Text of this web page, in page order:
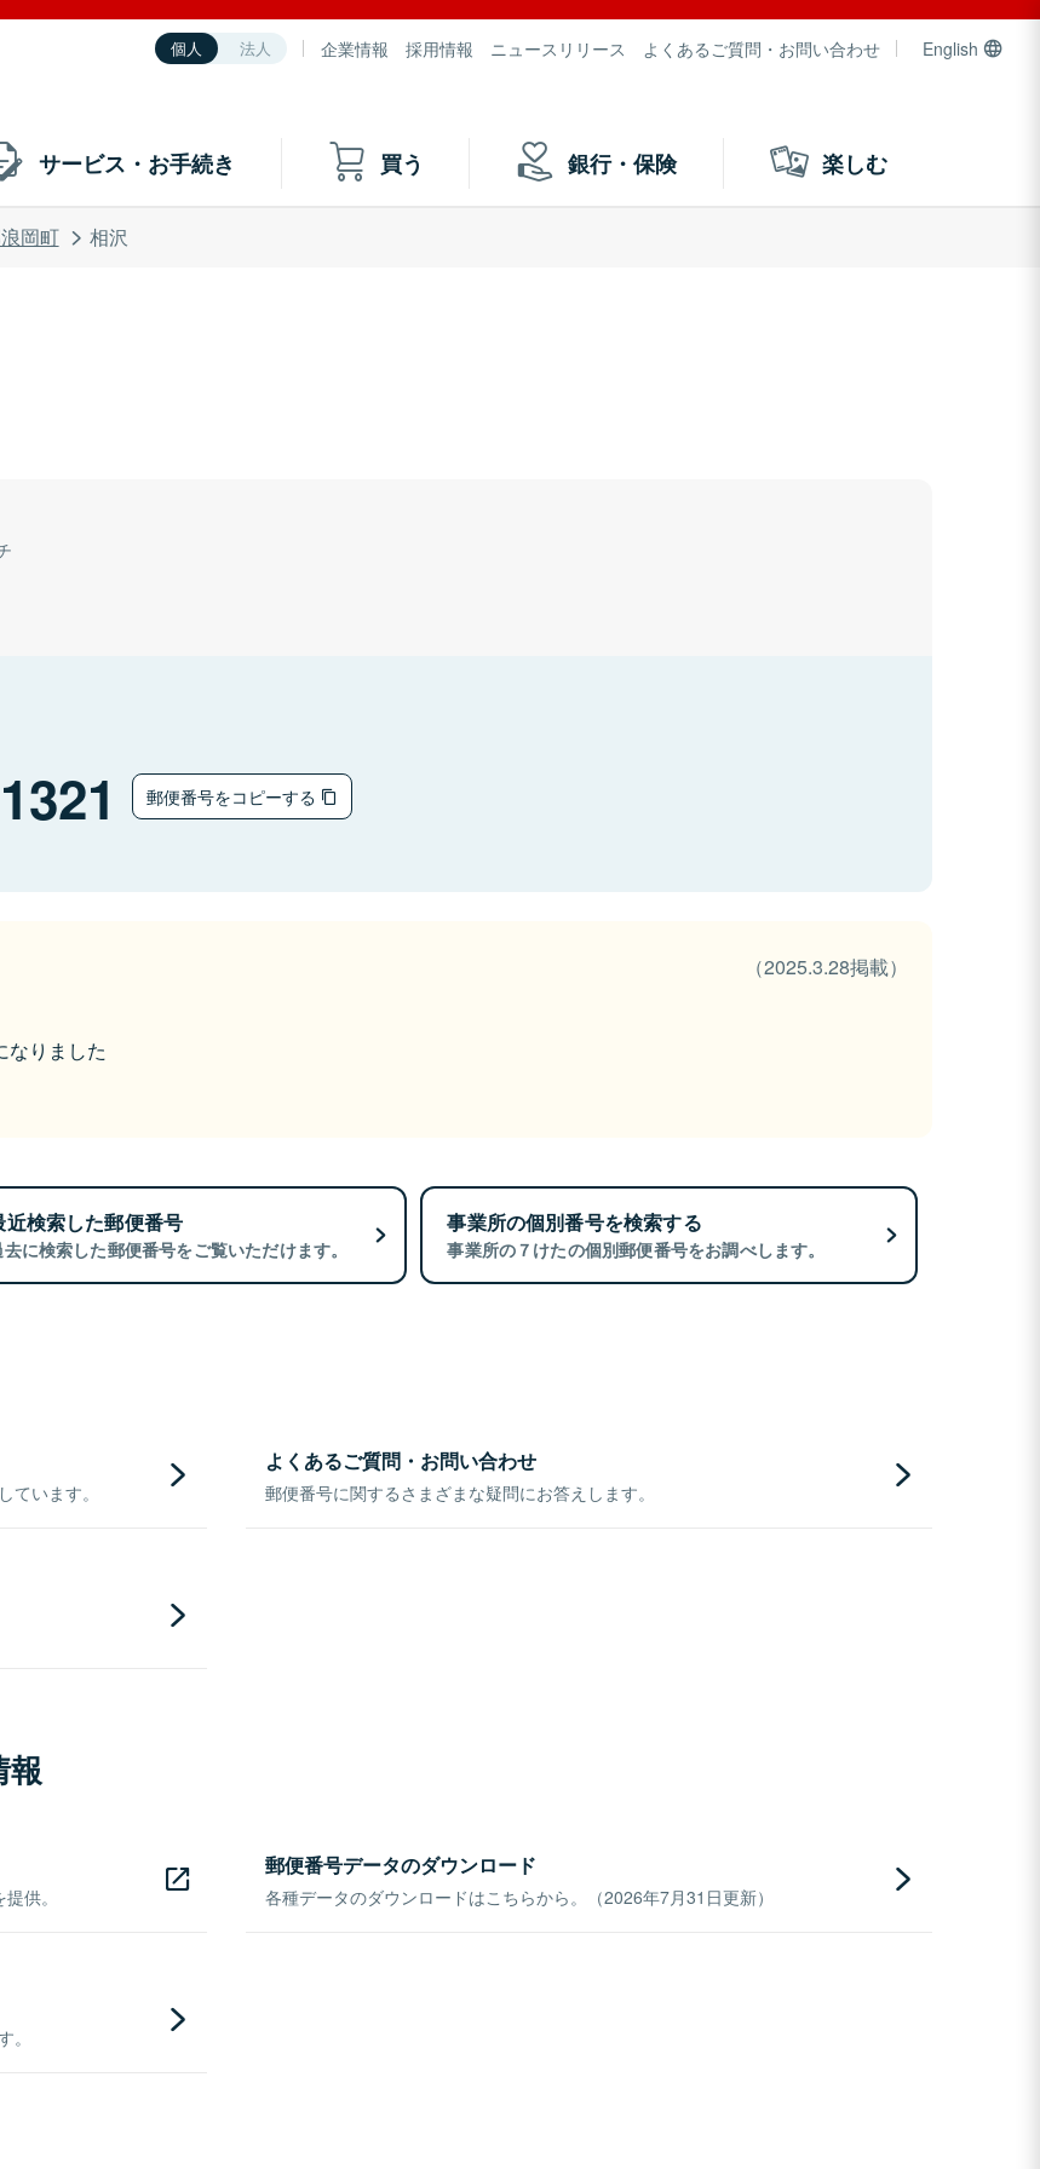
個人 法人 企業情報 採用情報 ニュースリリース よくあるご質問・お問い合わせ English
サービス・お手続き 買う 銀行・保険 楽しむ
岡町 相沢
郵便番号をコピーする
（2025.3.28掲載）
なりました
近検索した郵便番号
に検索した郵便番号をご覧いただけます。
事業所の個別番号を検索する
事業所の７けたの個別郵便番号をお調べします。
います。
よくあるご質問・お問い合わせ
郵便番号に関するさまざまな疑問にお答えします。
報
供。
郵便番号データのダウンロード
各種データのダウンロードはこちらから。（2026年7月31日更新）